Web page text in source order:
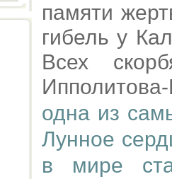
памяти
гибель у
Всех
одна из
Лунное
в мире